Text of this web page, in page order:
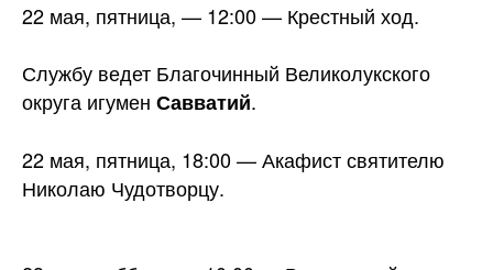
22 мая, пятница, — 12:00 — Крестный ход.
Службу ведет Благочинный Великолукского
округа игумен Савватий.
22 мая, пятница, 18:00 — Акафист святителю
Николаю Чудотворцу.